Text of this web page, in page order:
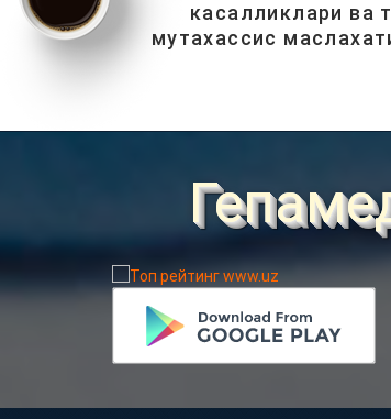
касалликлари ва
мутахассис